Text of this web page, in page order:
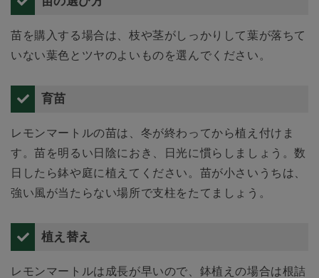
苗を購入する場合は、枝や茎がしっかりして葉が落ちて
いない葉色とツヤのよいものを選んでください。
育苗
レモンマートルの苗は、冬が終わってから植え付けま
す。苗を明るい日陰におき、日光に慣らしましょう。数
日したら鉢や庭に植えてください。苗が小さいうちは、
強い風が当たらない場所で支柱をたてましょう。
植え替え
レモンマートルは成長が早いので、鉢植えの場合は根詰